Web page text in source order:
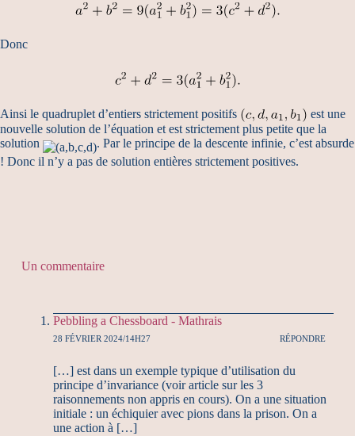
Donc
Ainsi le quadruplet d’entiers strictement positifs
est une
nouvelle solution de l’équation et est strictement plus petite que la
solution
. Par le principe de la descente infinie, c’est absurde
! Donc il n’y a pas de solution entières strictement positives.
Un commentaire
Pebbling a Chessboard - Mathrais
28 FÉVRIER 2024/14H27 RÉPONDRE
[…] est dans un exemple typique d’utilisation du
principe d’invariance (voir article sur les 3
raisonnements non appris en cours). On a une situation
initiale : un échiquier avec pions dans la prison. On a
une action à […]